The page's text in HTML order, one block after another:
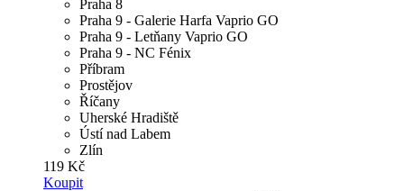
Praha 8
Praha 9 - Galerie Harfa Vaprio GO
Praha 9 - Letňany Vaprio GO
Praha 9 - NC Fénix
Příbram
Prostějov
Říčany
Uherské Hradiště
Ústí nad Labem
Zlín
119 Kč
Koupit